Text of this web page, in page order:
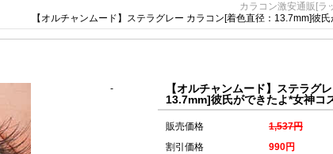
カラコン激安通販[ラ
【オルチャンムード】ステラグレー カラコン[着色直径：13.7mm]彼
-
【オルチャンムード】ステラグ
13.7mm]彼氏ができたよ*女神コ
販売価格
1,537円
割引価格
990円